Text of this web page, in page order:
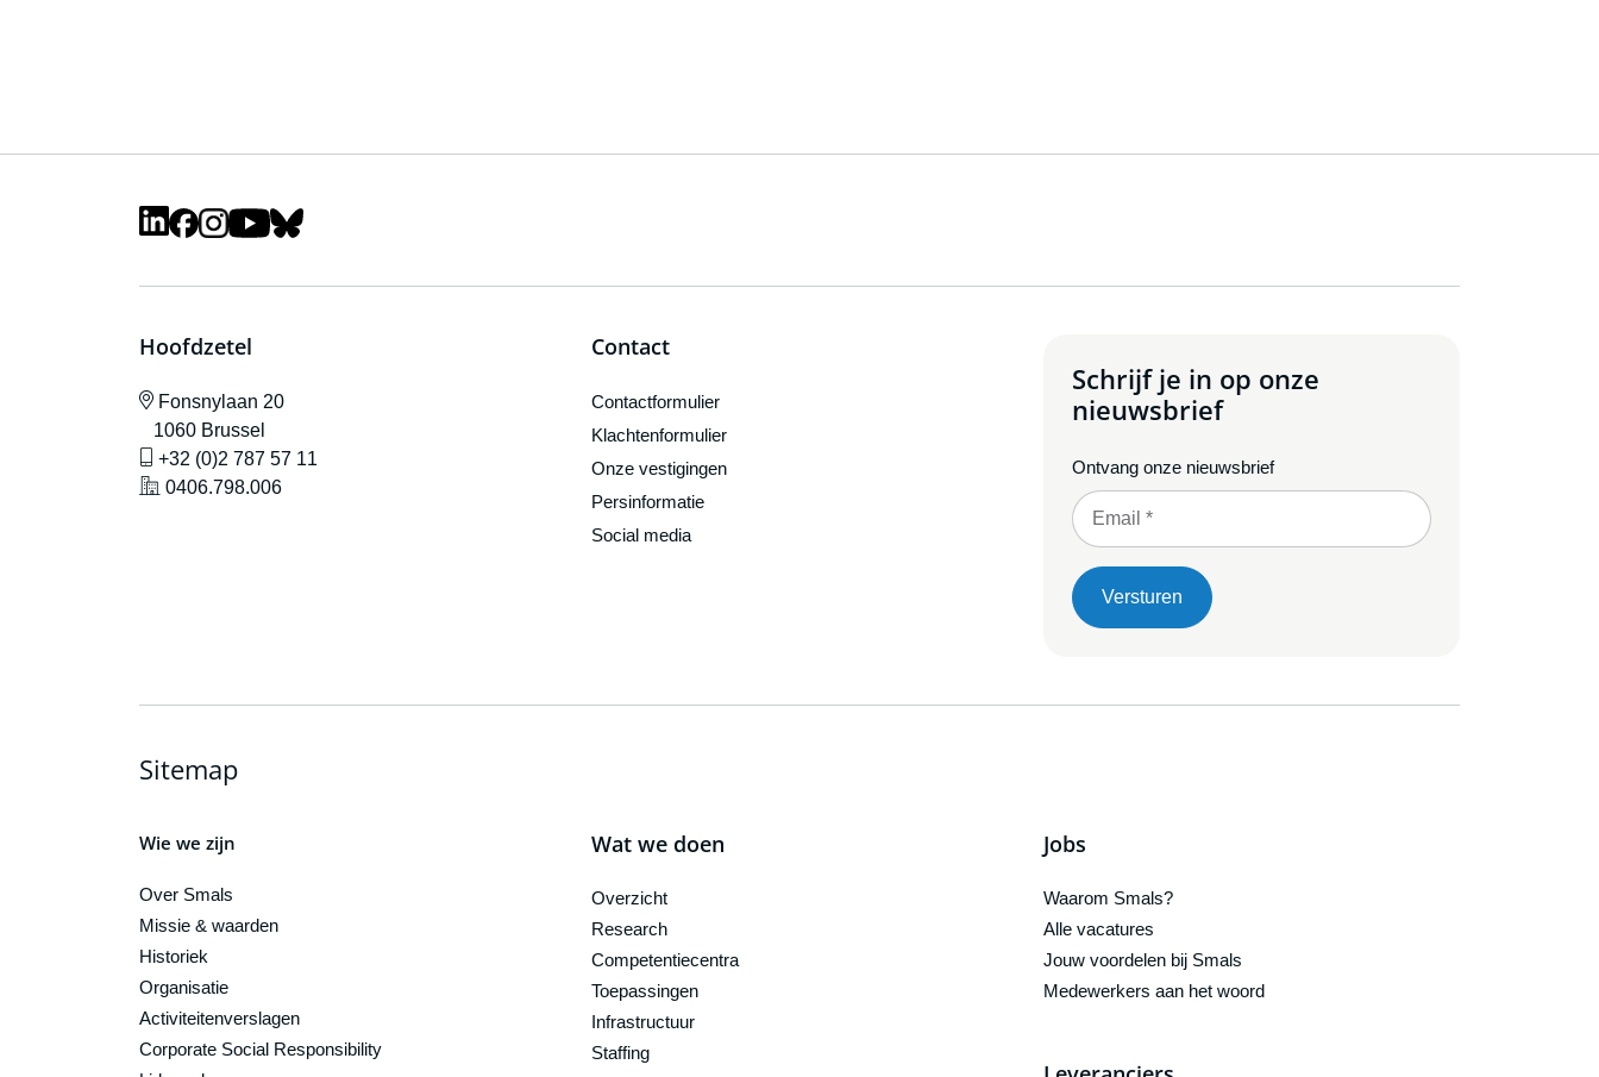
Hoofdzetel
icône de localisation
Fonsnylaan 20
1060 Brussel
icône de gsm
+32 (0)2 787 57 11
icône de localisation
0406.798.006
Contact
Contactformulier
Klachtenformulier
Onze vestigingen
Persinformatie
Social media
Schrijf je in op onze
nieuwsbrief
Ontvang onze nieuwsbrief
Versturen
Sitemap
Wie we zijn
Over Smals
Missie & waarden
Historiek
Organisatie
Activiteitenverslagen
Corporate Social Responsibility
Wat we doen
Overzicht
Research
Competentiecentra
Toepassingen
Infrastructuur
Staffing
Jobs
Waarom Smals?
Alle vacatures
Jouw voordelen bij Smals
Medewerkers aan het woord